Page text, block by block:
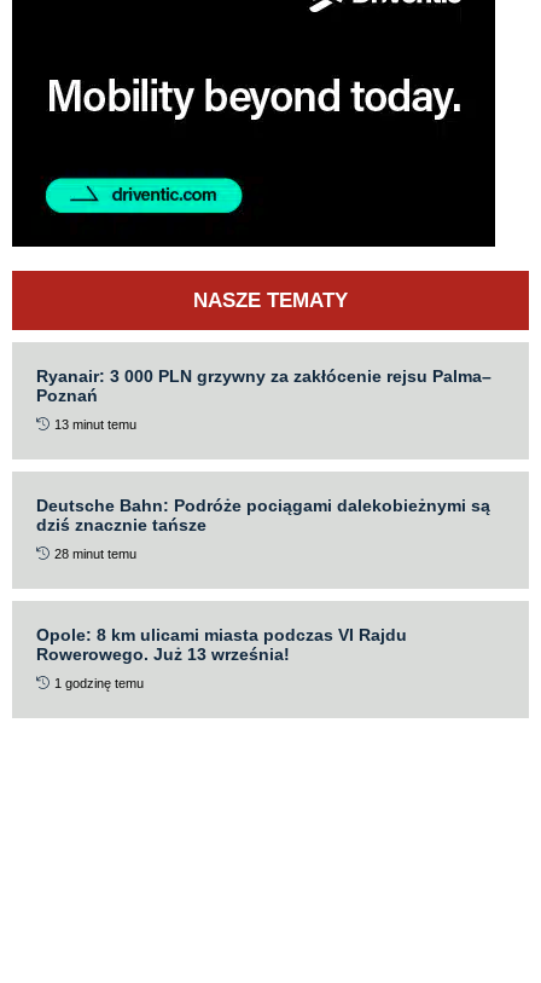
NASZE TEMATY
Ryanair: 3 000 PLN grzywny za zakłócenie rejsu Palma–
Poznań
13 minut temu
Deutsche Bahn: Podróże pociągami dalekobieżnymi są
dziś znacznie tańsze
28 minut temu
Opole: 8 km ulicami miasta podczas VI Rajdu
Rowerowego. Już 13 września!
1 godzinę temu